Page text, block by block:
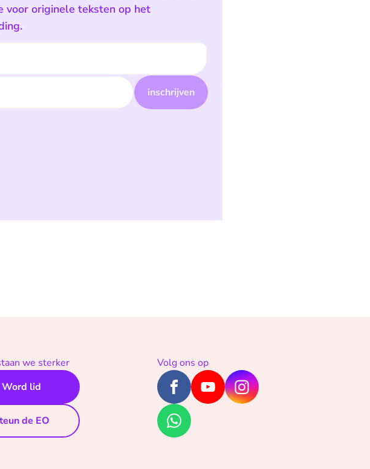
voor originele teksten op het
inschrijven
we sterker
Word lid
de EO
Volg ons op